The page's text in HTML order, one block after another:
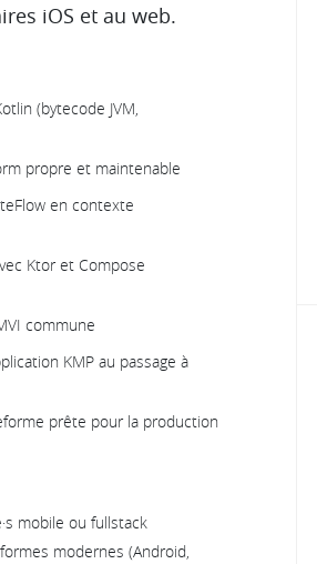
iOS et au web.
(bytecode JVM,
propre et maintenable
en contexte
Ktor et Compose
commune
KMP au passage à
prête pour la production
mobile ou fullstack
modernes (Android,